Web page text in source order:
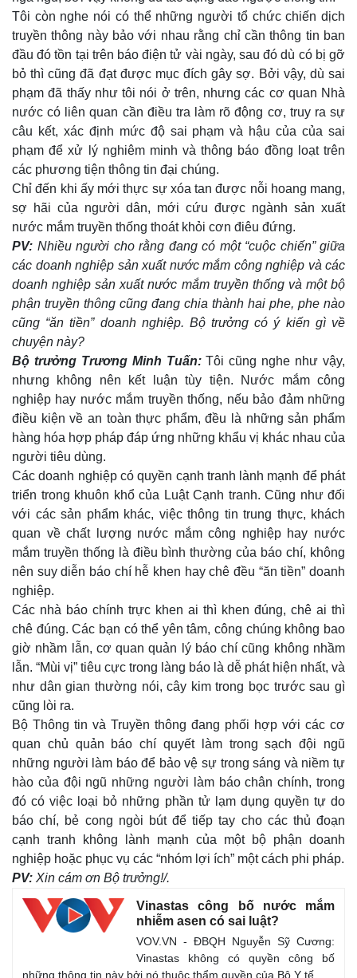
Pháp luật
Vụ án
Tin nóng
Tư vấn luật
Quân sự - Quốc phòng
Vũ khí
Việt Nam
Phân tích
Tôi còn nghe nói có thể những người tổ chức chiến dịch
truyền thông này bảo với nhau rằng chỉ cần thông tin ban
đầu đó tồn tại trên báo điện tử vài ngày, sau đó dù có bị gỡ
bỏ thì cũng đã đạt được mục đích gây sợ. Bởi vậy, dù sai
phạm đã thấy như tôi nói ở trên, nhưng các cơ quan Nhà
nước có liên quan cần điều tra làm rõ động cơ, truy ra sự
câu kết, xác định mức độ sai phạm và hậu của của sai
phạm để xử lý nghiêm minh và thông báo đồng loạt trên
các phương tiện thông tin đại chúng.
Chỉ đến khi ấy mới thực sự xóa tan được nỗi hoang mang,
sợ hãi của người dân, mới cứu được ngành sản xuất
nước mắm truyền thống thoát khỏi cơn điêu đứng.
PV: Nhiều người cho rằng đang có một “cuộc chiến” giữa
các doanh nghiệp sản xuất nước mắm công nghiệp và các
doanh nghiệp sản xuất nước mắm truyền thống và một bộ
phận truyền thông cũng đang chia thành hai phe, phe nào
cũng “ăn tiền” doanh nghiệp. Bộ trưởng có ý kiến gì về
chuyện này?
Bộ trưởng Trương Minh Tuấn:Tôi cũng nghe như vậy,
nhưng không nên kết luận tùy tiện. Nước mắm công
nghiệp hay nước mắm truyền thống, nếu bảo đảm những
điều kiện về an toàn thực phẩm, đều là những sản phẩm
hàng hóa hợp pháp đáp ứng những khẩu vị khác nhau của
người tiêu dùng.
Các doanh nghiệp có quyền cạnh tranh lành mạnh để phát
triển trong khuôn khổ của Luật Cạnh tranh. Cũng như đối
với các sản phẩm khác, việc thông tin trung thực, khách
quan về chất lượng nước mắm công nghiệp hay nước
mắm truyền thống là điều bình thường của báo chí, không
nên suy diễn báo chí hễ khen hay chê đều “ăn tiền” doanh
nghiệp.
Các nhà báo chính trực khen ai thì khen đúng, chê ai thì
chê đúng. Các bạn có thể yên tâm, công chúng không bao
giờ nhầm lẫn, cơ quan quản lý báo chí cũng không nhầm
lẫn. “Mùi vị” tiêu cực trong làng báo là dễ phát hiện nhất, và
như dân gian thường nói, cây kim trong bọc trước sau gì
cũng lòi ra.
Bộ Thông tin và Truyền thông đang phối hợp với các cơ
quan chủ quản báo chí quyết làm trong sạch đội ngũ
những người làm báo để bảo vệ sự trong sáng và niềm tự
hào của đội ngũ những người làm báo chân chính, trong
đó có việc loại bỏ những phần tử lạm dụng quyền tự do
báo chí, bẻ cong ngòi bút để tiếp tay cho các thủ đoạn
cạnh tranh không lành mạnh của một bộ phận doanh
nghiệp hoặc phục vụ các “nhóm lợi ích” một cách phi pháp.
PV: Xin cám ơn Bộ trưởng!/.
Vinastas công bố nước mắm
nhiễm asen có sai luật?
VOV.VN - ĐBQH Nguyễn Sỹ Cương:
Vinastas không có quyền công bố
những thông tin này bởi nó thuộc thẩm quyền của Bộ Y tế.